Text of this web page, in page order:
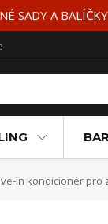
SADY A
in kondicionér pro